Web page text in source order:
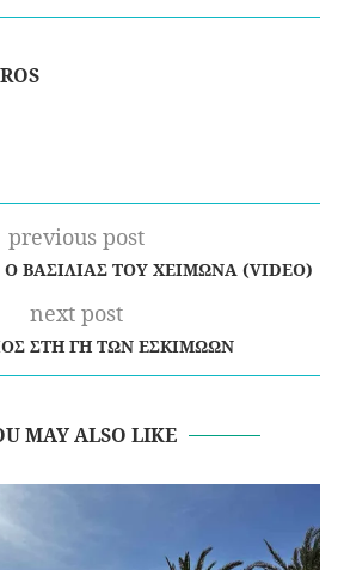
previous post
ΒΑΣΙΛΙΆΣ ΤΟΥ ΧΕΙΜΏΝΑ (VIDEO)
next post
ΣΤΗ ΓΗ ΤΩΝ ΕΣΚΙΜΏΩΝ
MAY ALSO LIKE